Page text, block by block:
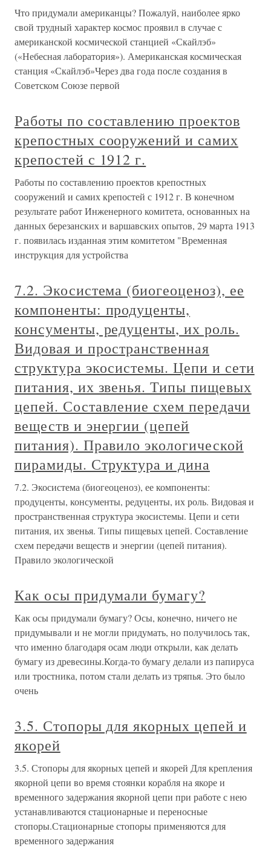
Что придумали американцы? Пожалуй, наиболее ярко
свой трудный характер космос проявил в случае с
американской космической станцией «Скайлэб»
(«Небесная лаборатория»). Американская космическая
станция «Скайлэб»Через два года после создания в
Советском Союзе первой
Работы по составлению проектов
крепостных сооружений и самих
крепостей с 1912 г.
Работы по составлению проектов крепостных
сооружений и самих крепостей с 1912 г. В конечном
результате работ Инженерного комитета, основанных на
данных березанских и варшавских опытов, 29 марта 1913
г. появилась изданная этим комитетом "Временная
инструкция для устройства
7.2. Экосистема (биогеоценоз), ее
компоненты: продуценты,
консументы, редуценты, их роль.
Видовая и пространственная
структура экосистемы. Цепи и сети
питания, их звенья. Типы пищевых
цепей. Составление схем передачи
веществ и энергии (цепей
питания). Правило экологической
пирамиды. Структура и дина
7.2. Экосистема (биогеоценоз), ее компоненты:
продуценты, консументы, редуценты, их роль. Видовая и
пространственная структура экосистемы. Цепи и сети
питания, их звенья. Типы пищевых цепей. Составление
схем передачи веществ и энергии (цепей питания).
Правило экологической
Как осы придумали бумагу?
Как осы придумали бумагу? Осы, конечно, ничего не
придумывали и не могли придумать, но получилось так,
что именно благодаря осам люди открыли, как делать
бумагу из древесины.Когда-то бумагу делали из папируса
или тростника, потом стали делать из тряпья. Это было
очень
3.5. Стопоры для якорных цепей и
якорей
3.5. Стопоры для якорных цепей и якорей Для крепления
якорной цепи во время стоянки корабля на якоре и
временного задержания якорной цепи при работе с нею
устанавливаются стационарные и переносные
стопоры.Стационарные стопоры применяются для
временного задержания